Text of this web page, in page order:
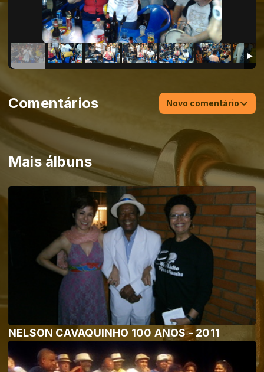
Mais álbuns
NELSON CAVAQUINHO 100 ANOS - 2011
Comentários Novo comentário